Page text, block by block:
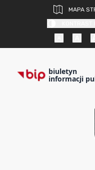
MAPA
biuletyn
informacji